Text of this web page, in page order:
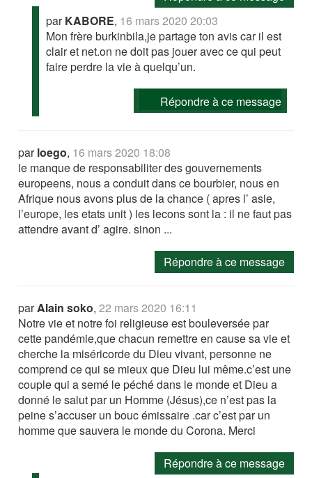
parKABORE, 16 mars 2020 20:03
Mon frère burkinbila,je partage ton avis car il est
clair et net.on ne doit pas jouer avec ce qui peut
faire perdre la vie à quelqu’un.
Répondre à ce message
parloego, 16 mars 2020 18:08
le manque de responsabiliter des gouvernements
europeens, nous a conduit dans ce bourbier, nous en
Afrique nous avons plus de la chance ( apres l’ asie,
l’europe, les etats unit ) les lecons sont la : il ne faut pas
attendre avant d’ agire. sinon ...
Répondre à ce message
parAlain soko,22 mars 2020 16:11
Notre vie et notre foi religieuse est bouleversée par
cette pandémie,que chacun remettre en cause sa vie et
cherche la miséricorde du Dieu vivant, personne ne
comprend ce qui se mieux que Dieu lui même.c’est une
couple qui a semé le péché dans le monde et Dieu a
donné le salut par un Homme (Jésus),ce n’est pas la
peine s’accuser un bouc émissaire .car c’est par un
homme que sauvera le monde du Corona. Merci
Répondre à ce message